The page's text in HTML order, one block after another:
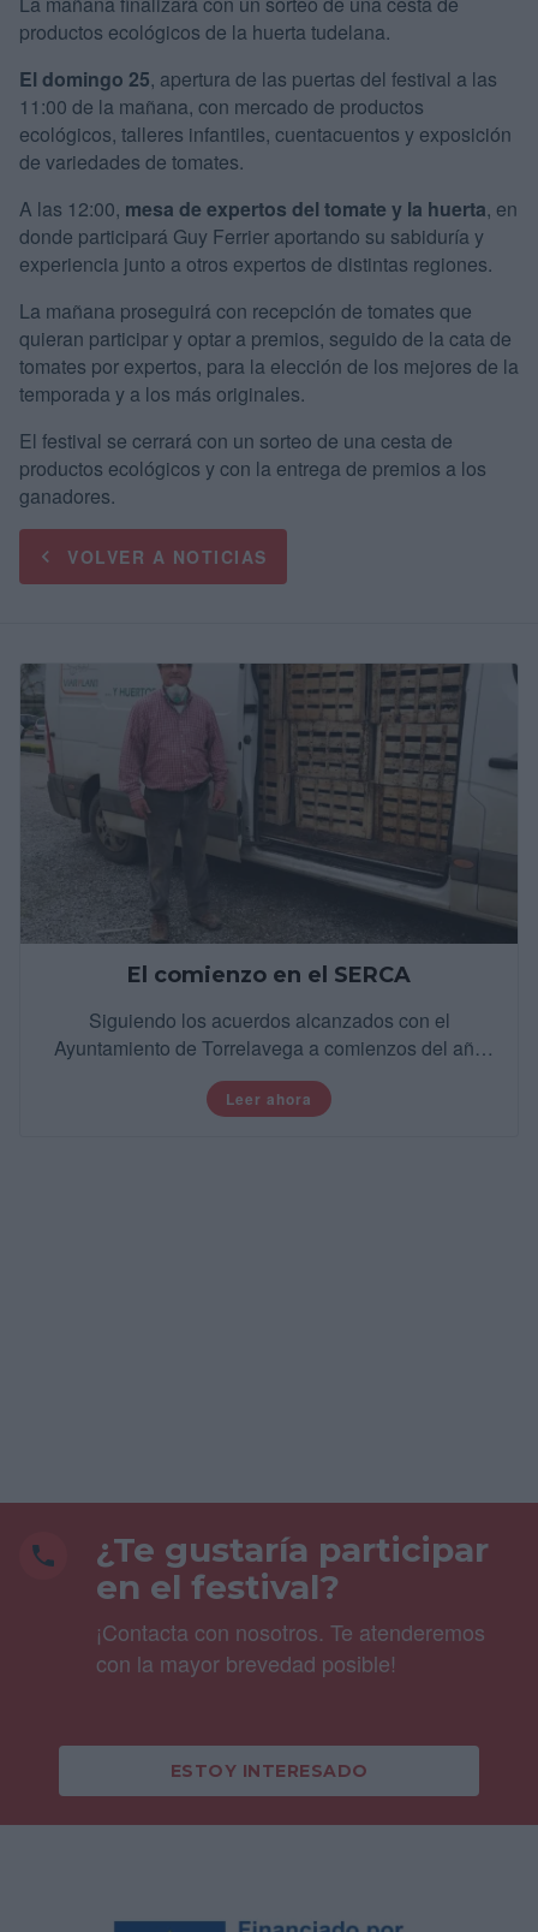
productos ecológicos de la huerta tudelana.
El domingo 25, apertura de las puertas del festival a las
11:00 de la mañana, con mercado de productos
ecológicos, talleres infantiles, cuentacuentos y exposición
de variedades de tomates.
A las 12:00, mesa de expertos del tomate y la huerta, en
donde participará Guy Ferrier aportando su sabiduría y
experiencia junto a otros expertos de distintas regiones.
La mañana proseguirá con recepción de tomates que
quieran participar y optar a premios, seguido de la cata de
tomates por expertos, para la elección de los mejores de la
temporada y a los más originales.
El festival se cerrará con un sorteo de una cesta de
productos ecológicos y con la entrega de premios a los
ganadores.
VOLVER A NOTICIAS
El comienzo en el SERCA
Siguiendo los acuerdos alcanzados con el
Ayuntamiento de Torrelavega a comienzos del año
2020 y en las instalaciones del SERCA, iniciamos el
cultivo de plantas de tomate.
Leer ahora
¿Te gustaría participar
en el festival?
¡Contacta con nosotros. Te atenderemos
con la mayor brevedad posible!
ESTOY INTERESADO